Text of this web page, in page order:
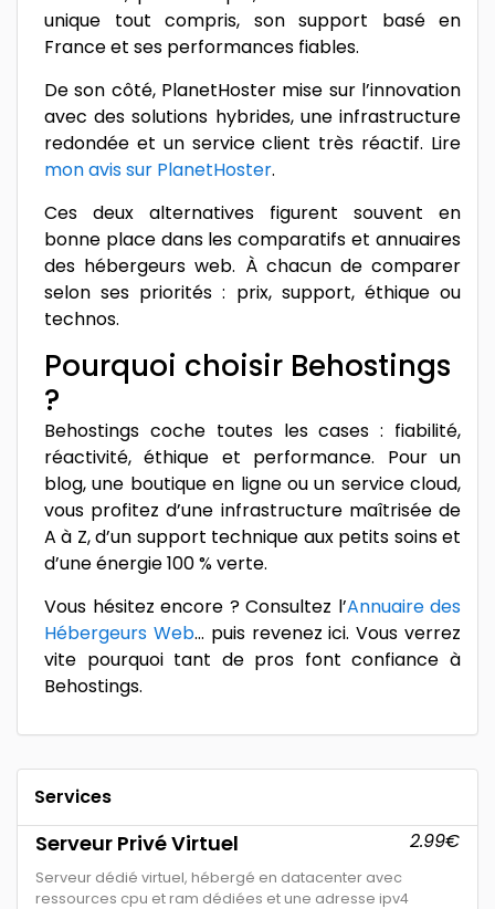
unique tout compris, son support basé en
France et ses performances fiables.
De son côté, PlanetHoster mise sur l’innovation
avec des solutions hybrides, une infrastructure
redondée et un service client très réactif. Lire
mon avis sur PlanetHoster.
Ces deux alternatives figurent souvent en
bonne place dans les comparatifs et annuaires
des hébergeurs web. À chacun de comparer
selon ses priorités : prix, support, éthique ou
technos.
Pourquoi choisir Behostings
?
Behostings coche toutes les cases : fiabilité,
réactivité, éthique et performance. Pour un
blog, une boutique en ligne ou un service cloud,
vous profitez d’une infrastructure maîtrisée de
A à Z, d’un support technique aux petits soins et
d’une énergie 100 % verte.
Vous hésitez encore ? Consultez l’Annuaire des
Hébergeurs Web… puis revenez ici. Vous verrez
vite pourquoi tant de pros font confiance à
Behostings.
Services
Serveur Privé Virtuel 2.99€
Serveur dédié virtuel, hébergé en datacenter avec
ressources cpu et ram dédiées et une adresse ipv4